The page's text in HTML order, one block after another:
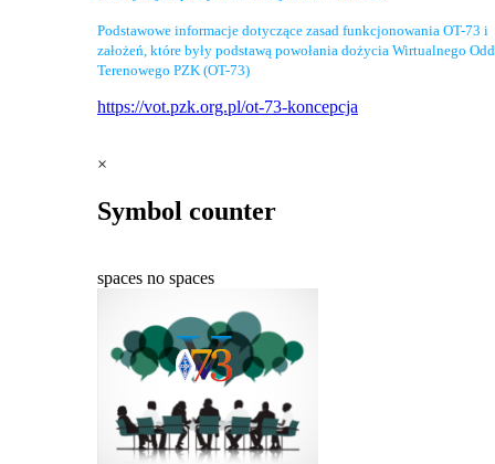
Podstawowe informacje dotyczące zasad funkcjonowania OT-73 i
założeń, które były podstawą powołania dożycia Wirtualnego
Terenowego PZK (OT-73)
https://vot.pzk.org.pl/ot-73-koncepcja
×
Symbol counter
spaces no spaces